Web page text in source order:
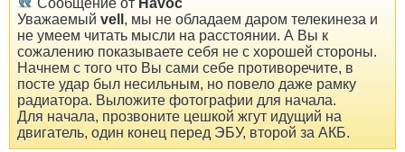
Сообщение от Havoc
Уважаемый vell , мы не обладаем даром телекинеза и
не умеем читать мысли на расстоянии. А Вы к
сожалению показываете себя не с хорошей стороны.
Начнем с того что Вы сами себе противоречите, в
посте удар был несильным, но повело даже рамку
радиатора. Выложите фотографии для начала.
Для начала, прозвоните цешкой жгут идущий на
двигатель, один конец перед ЭБУ, второй за АКБ.